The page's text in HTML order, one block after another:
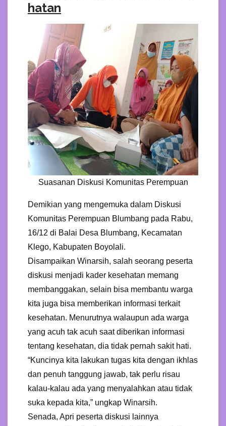
hatan
Suasanan Diskusi Komunitas Perempuan
Demikian yang mengemuka dalam Diskusi
Komunitas Perempuan Blumbang pada Rabu,
16/12 di Balai Desa Blumbang, Kecamatan
Klego, Kabupaten Boyolali.
Disampaikan Winarsih, salah seorang peserta
diskusi menjadi kader kesehatan memang
membanggakan, selain bisa membantu warga
kita juga bisa memberikan informasi terkait
kesehatan. Menurutnya walaupun ada warga
yang acuh tak acuh saat diberikan informasi
tentang kesehatan, dia tidak pernah sakit hati.
“Kuncinya kita lakukan tugas kita dengan ikhlas
dan penuh tanggung jawab, tak perlu risau
kalau-kalau ada yang menyalahkan atau tidak
suka kepada kita,” ungkap Winarsih.
Senada, Apri peserta diskusi lainnya